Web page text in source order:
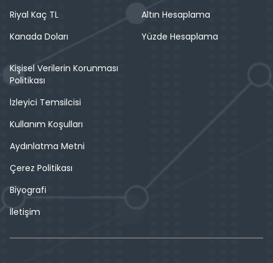
Riyal Kaç TL
Kanada Doları
Altın Hesaplama
Yüzde Hesaplama
Kişisel Verilerin Korunması
Politikası
İzleyici Temsilcisi
Kullanım Koşulları
Aydınlatma Metni
Çerez Politikası
Biyografi
İletişim